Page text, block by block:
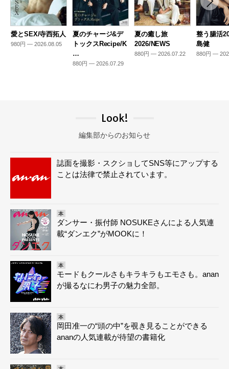
愛とSEX/寺西拓人
980円 — 2026.08.05
夏のチャージ&デ
トックスRecipe/K
…
880円 — 2026.07.29
夏の癒し旅
2026/NEWS
880円 — 2026.07.22
整う腸活
島健
880円 —
Look!
編集部からのお知らせ
誌面を撮影・スクショしてSNS等にアップする
ことは法律で禁止されています。
本
ダンサー・振付師 NOSUKEさんによる人気連
載“ダンエク”がMOOKに！
本
モードもクールさもキラキラもエモさも。anan
が撮るなにわ男子の魅力全部。
本
岡田准一の“頭の中”を覗き見ることができる
ananの人気連載が待望の書籍化